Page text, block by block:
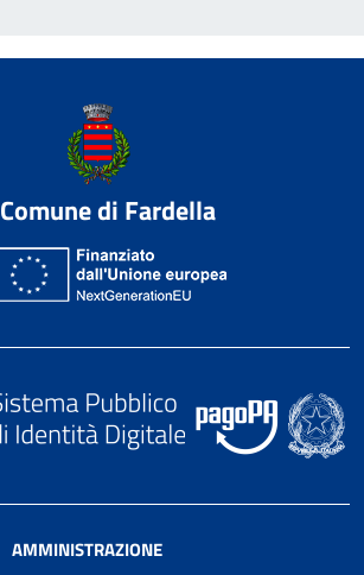
Comune di Fardella
AMMINISTRAZIONE